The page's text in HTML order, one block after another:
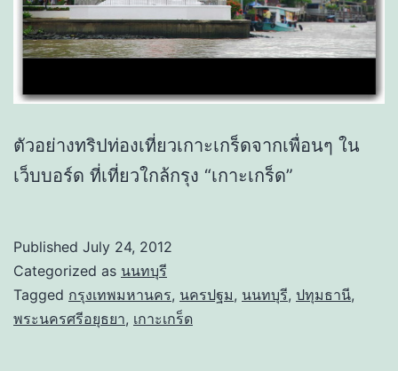
ตัวอย่างทริปท่องเที่ยวเกาะเกร็ดจากเพื่อนๆ ใน
เว็บบอร์ด ที่เที่ยวใกล้กรุง “เกาะเกร็ด”
Published July 24, 2012
Categorized as นนทบุรี
Tagged กรุงเทพมหานคร, นครปฐม, นนทบุรี, ปทุมธานี,
พระนครศรีอยุธยา, เกาะเกร็ด